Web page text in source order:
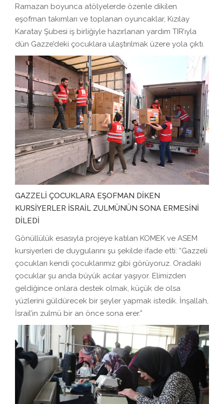
Ramazan boyunca atölyelerde özenle dikilen
eşofman takımları ve toplanan oyuncaklar, Kızılay
Karatay Şubesi iş birliğiyle hazırlanan yardım TIR’ıyla
dün Gazze’deki çocuklara ulaştırılmak üzere yola çıktı.
GAZZELİ ÇOCUKLARA EŞOFMAN DİKEN
KURSİYERLER İSRAİL ZULMÜNÜN SONA ERMESİNİ
DİLEDİ
Gönüllülük esasıyla projeye katılan KOMEK ve ASEM
kursiyerleri de duygularını şu şekilde ifade etti: “Gazzeli
çocukları kendi çocuklarımız gibi görüyoruz. Oradaki
çocuklar şu anda büyük acılar yaşıyor. Elimizden
geldiğince onlara destek olmak, küçük de olsa
yüzlerini güldürecek bir şeyler yapmak istedik. İnşallah,
İsrail’in zulmü bir an önce sona erer.”